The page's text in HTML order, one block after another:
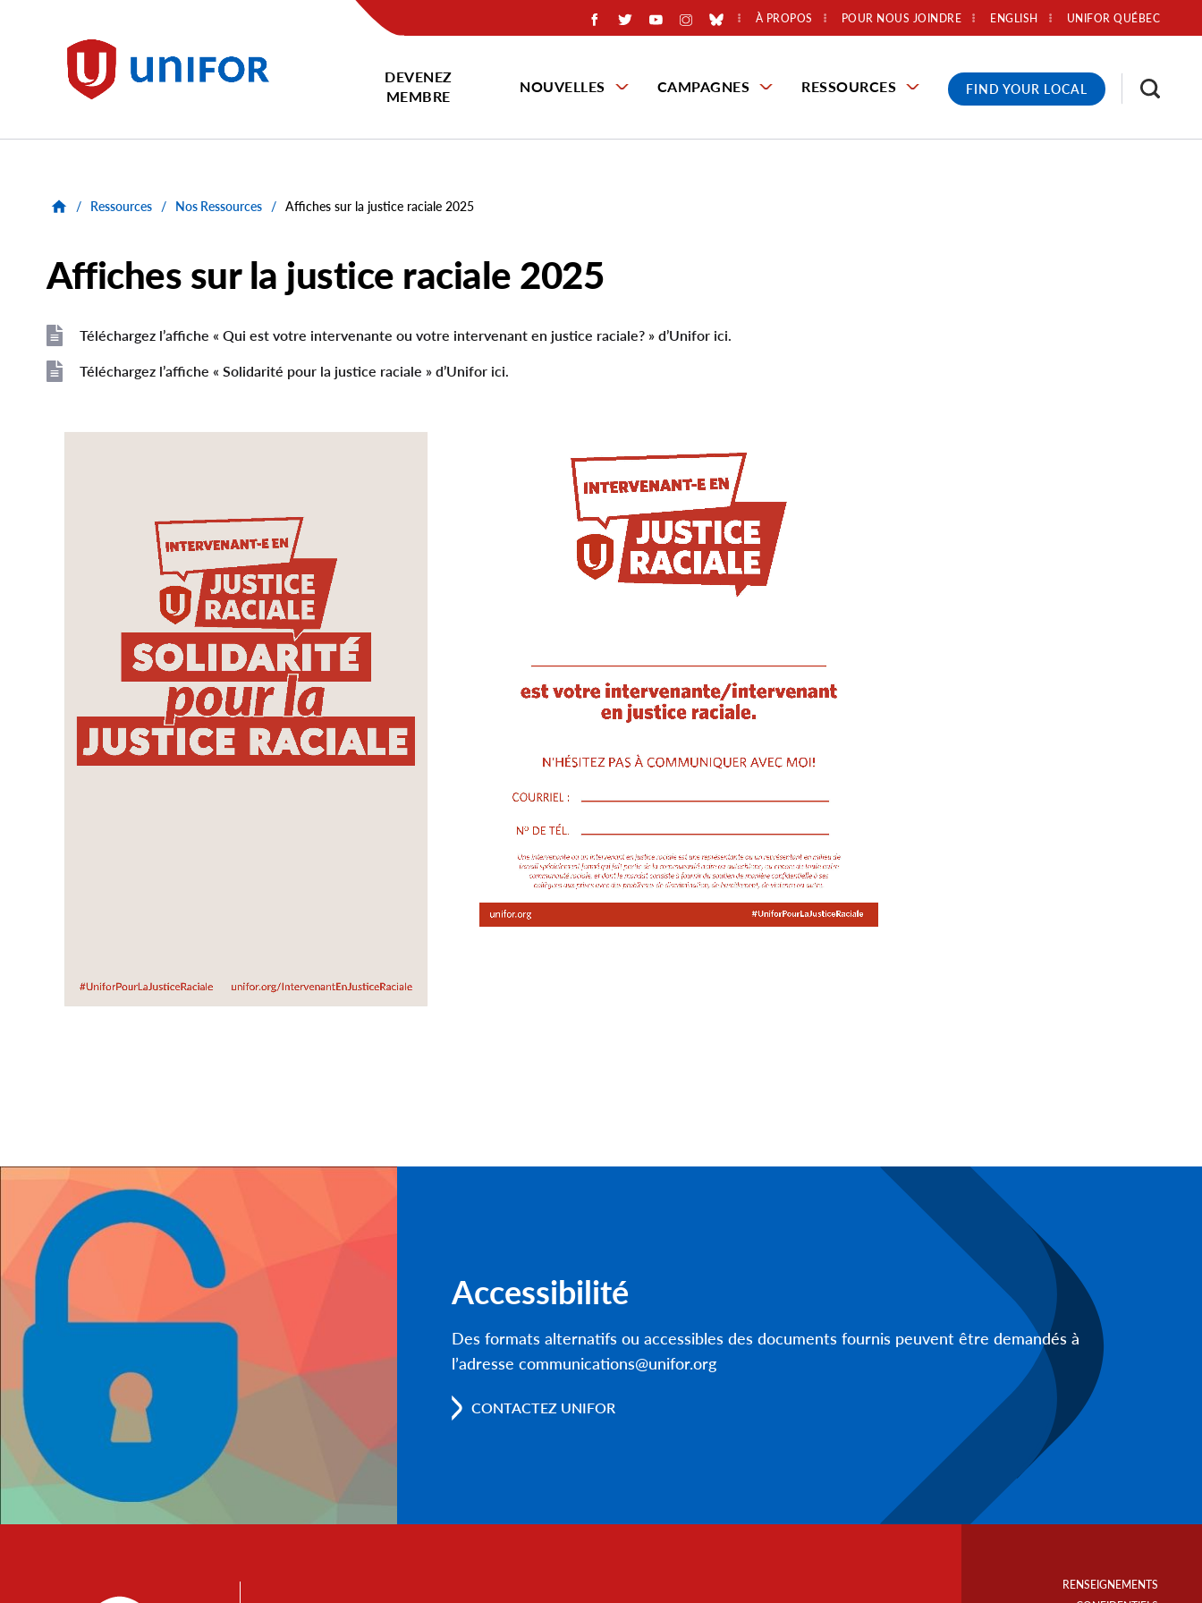
Unifor
À PROPOS POUR NOUS JOINDRE UNIFOR QUÉBEC
ENGLISH
DEVENEZ
MEMBRE
NOUVELLES CAMPAGNES RESSOURCES FIND YOUR LOCAL
/ Ressources / Nos Ressources / Affiches sur la justice raciale 2025
Affiches sur la justice raciale 2025
File
File
Téléchargez l’affiche « Qui est votre intervenante ou votre intervenant en justice raciale? » d’Unifor ici.
Téléchargez l’affiche « Solidarité pour la justice raciale » d’Unifor ici.
Accessibilité
Des formats alternatifs ou accessibles des documents fournis peuvent être demandés à
l’adresse communications@unifor.org
CONTACTEZ UNIFOR
RENSEIGNEMENTS